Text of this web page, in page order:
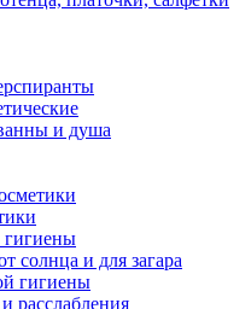
и душа
гигиены
солнца и для загара
гигиены
расслабления